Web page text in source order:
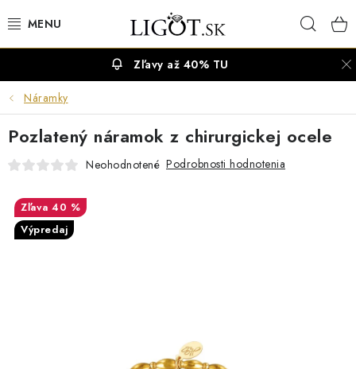
na
NÁUŠNICE
NÁHRDELNÍKY
PRSTENE
Zľavy až 40% TU
Náramky
Pozlatený náramok z chirurgickej ocele
Neohodnotené Podrobnosti hodnotenia
40 %
Výpredaj